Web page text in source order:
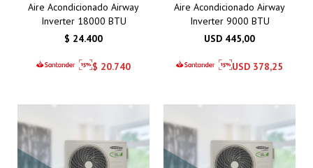
Aire Acondicionado Airway
Inverter 18000 BTU
$ 24.400
$ 20.740
Aire Acondicionado Airway
Inverter 9000 BTU
USD 445,00
USD 378,25